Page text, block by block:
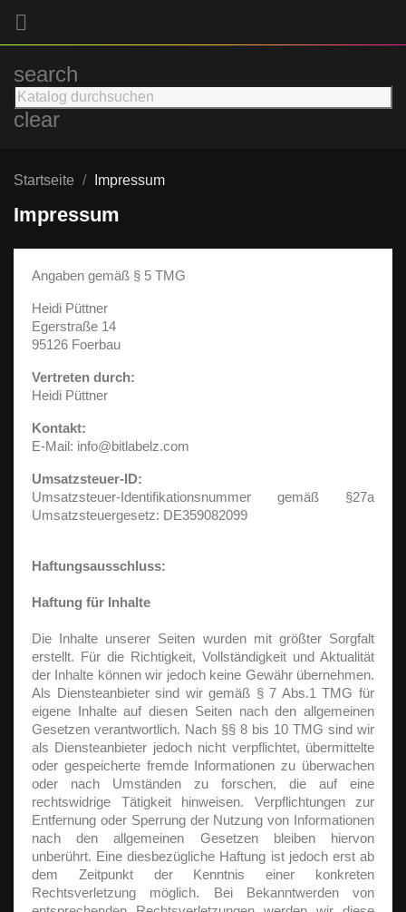

search
clear
Startseite Impressum
Impressum
Angaben gemäß § 5 TMG
Heidi Püttner
Egerstraße 14
95126 Foerbau
Vertreten durch:
Heidi Püttner
Kontakt:
E-Mail: info@bitlabelz.com
Umsatzsteuer-ID:
Umsatzsteuer-Identifikationsnummer gemäß §27a
Umsatzsteuergesetz: DE359082099
Haftungsausschluss:
Haftung für Inhalte
Die Inhalte unserer Seiten wurden mit größter Sorgfalt
erstellt. Für die Richtigkeit, Vollständigkeit und Aktualität
der Inhalte können wir jedoch keine Gewähr übernehmen.
Als Diensteanbieter sind wir gemäß § 7 Abs.1 TMG für
eigene Inhalte auf diesen Seiten nach den allgemeinen
Gesetzen verantwortlich. Nach §§ 8 bis 10 TMG sind wir
als Diensteanbieter jedoch nicht verpflichtet, übermittelte
oder gespeicherte fremde Informationen zu überwachen
oder nach Umständen zu forschen, die auf eine
rechtswidrige Tätigkeit hinweisen. Verpflichtungen zur
Entfernung oder Sperrung der Nutzung von Informationen
nach den allgemeinen Gesetzen bleiben hiervon
unberührt. Eine diesbezügliche Haftung ist jedoch erst ab
dem Zeitpunkt der Kenntnis einer konkreten
Rechtsverletzung möglich. Bei Bekanntwerden von